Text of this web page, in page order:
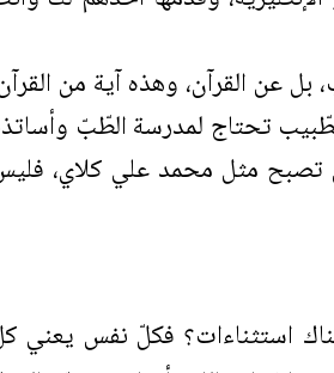
بل عن القرآن، وهذه آية من
تحتاج لمدرسة الطّبّ
تصبح مثل محمد علي كلاي،
استثناءات؟ فكلّ نفس يعني